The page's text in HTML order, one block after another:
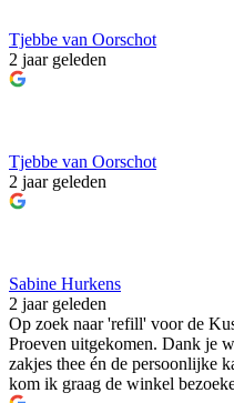
Tjebbe van Oorschot
2 jaar geleden
Tjebbe van Oorschot
2 jaar geleden
Sabine Hurkens
2 jaar geleden
Op zoek naar 'refill' voor de
Proeven uitgekomen. Dank je
zakjes thee én de persoonlijke
kom ik graag de winkel